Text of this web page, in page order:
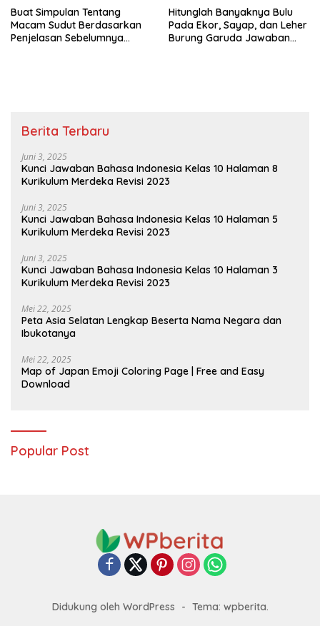
Buat Simpulan Tentang
Macam Sudut Berdasarkan
Penjelasan Sebelumnya
Hitunglah Banyaknya Bulu
Pada Ekor, Sayap, dan Leher
Burung Garuda Jawaban
Berita Terbaru
Juni 3, 2025
Kunci Jawaban Bahasa Indonesia Kelas 10 Halaman 8
Kurikulum Merdeka Revisi 2023
Juni 3, 2025
Kunci Jawaban Bahasa Indonesia Kelas 10 Halaman 5
Kurikulum Merdeka Revisi 2023
Juni 3, 2025
Kunci Jawaban Bahasa Indonesia Kelas 10 Halaman 3
Kurikulum Merdeka Revisi 2023
Mei 22, 2025
Peta Asia Selatan Lengkap Beserta Nama Negara dan
Ibukotanya
Mei 22, 2025
Map of Japan Emoji Coloring Page | Free and Easy
Download
Popular Post
Didukung oleh WordPress - Tema: wpberita.